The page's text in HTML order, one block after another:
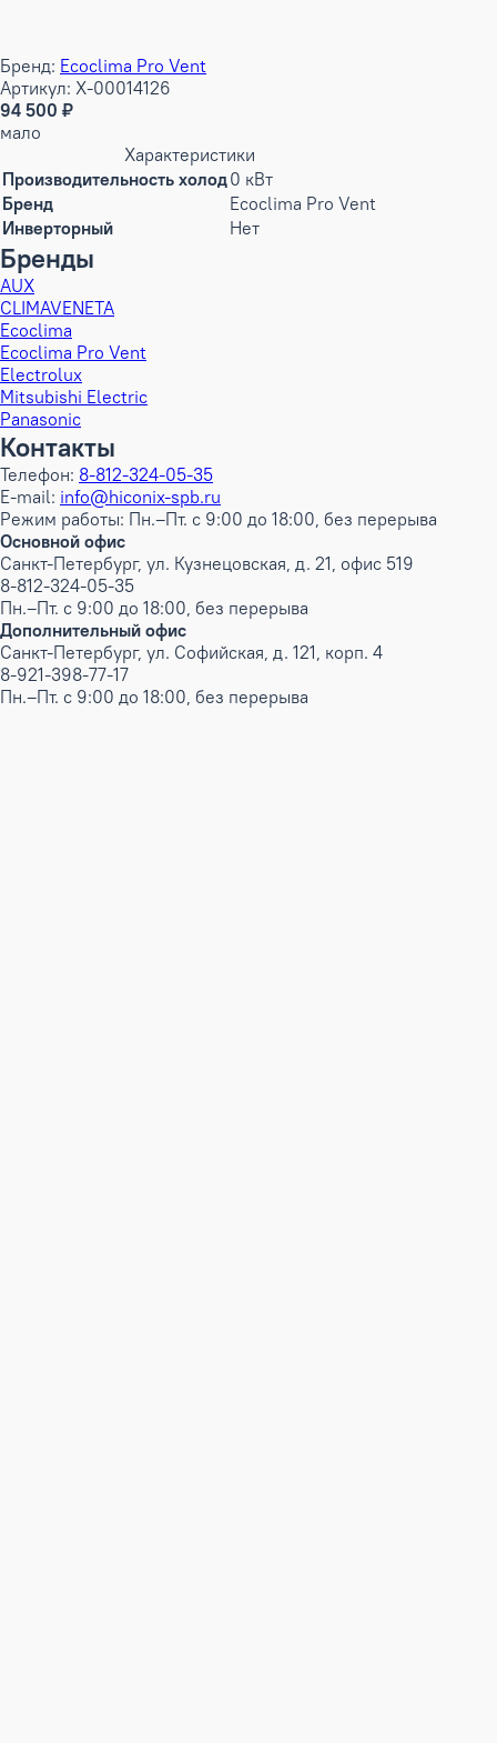
Бренд: Ecoclima Pro Vent
Артикул: X-00014126
94 500 ₽
мало
Характеристики
Производительность холод0 кВт
Бренд
Ecoclima Pro Vent
Инверторный
Нет
Бренды
AUX
CLIMAVENETA
Ecoclima
Ecoclima Pro Vent
Electrolux
Mitsubishi Electric
Panasonic
Контакты
Телефон: 8-812-324-05-35
E-mail: info@hiconix-spb.ru
Режим работы: Пн.–Пт. с 9:00 до 18:00, без перерыва
Основной офис
Санкт-Петербург, ул. Кузнецовская, д. 21, офис 519
8-812-324-05-35
Пн.–Пт. с 9:00 до 18:00, без перерыва
Дополнительный офис
Санкт-Петербург, ул. Софийская, д. 121, корп. 4
8-921-398-77-17
Пн.–Пт. с 9:00 до 18:00, без перерыва